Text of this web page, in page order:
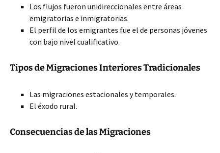
Los flujos fueron unidireccionales entre áreas
emigratorias e inmigratorias.
El perfil de los emigrantes fue el de personas jóvenes
con bajo nivel cualificativo.
Tipos de Migraciones Interiores Tradicionales
Las migraciones estacionales y temporales.
El éxodo rural.
Consecuencias de las Migraciones